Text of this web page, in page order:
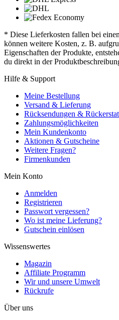
* Diese Lieferkosten fallen bei
können weitere Kosten, z. B.
Eigenschaften der Produkte,
du direkt in der
Hilfe & Support
Meine Bestellung
Versand & Lieferung
Rücksendungen &
Zahlungsmöglichkeiten
Mein Kundenkonto
Aktionen & Gutscheine
Weitere Fragen?
Firmenkunden
Mein Konto
Anmelden
Registrieren
Passwort vergessen?
Wo ist meine Lieferung?
Gutschein einlösen
Wissenswertes
Magazin
Affiliate Programm
Wir und unsere Umwelt
Rückrufe
Über uns